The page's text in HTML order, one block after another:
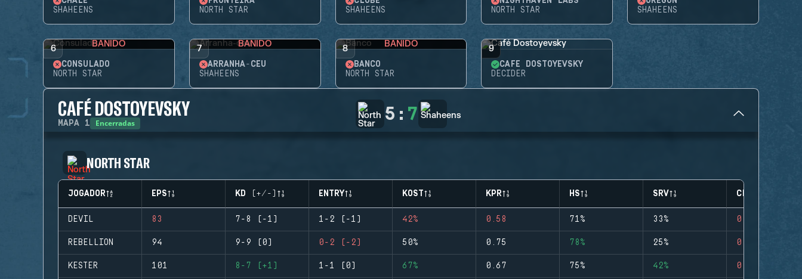
SHAHEENS
NORTH STAR
SHAHEENS
NORTH STAR
SHAHEENS
6 BANIDO
CONSULADO
NORTH STAR
7 BANIDO
ARRANHA-CÉU
SHAHEENS
8 BANIDO
BANCO
NORTH STAR
9
CAFÉ DOSTOYEVSKY
DECIDER
CAFÉ DOSTOYEVSKY
MAPA 1 Encerradas 5 : 7
NORTH STAR
JOGADOR EPS KD (+/-) ENTRY KOST KPR HS SRV CLUTCHES
DEVIL 83 7-8 (-1) 1-2 (-1) 42% 0.58 71% 33% 0
REBELLION 94 9-9 (0) 0-2 (-2) 50% 0.75 78% 25% 0
KESTER 101 8-7 (+1) 1-1 (0) 67% 0.67 75% 42% 0